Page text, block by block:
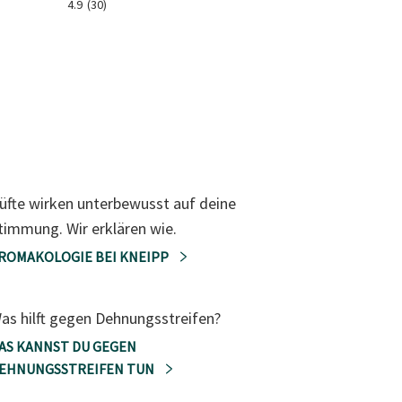
4.9 (30)
wirken unterbewusst auf deine
Wir erklären wie.
BEI KNEIPP
hilft gegen Dehnungsstreifen?
KANNST DU GEGEN
TUN